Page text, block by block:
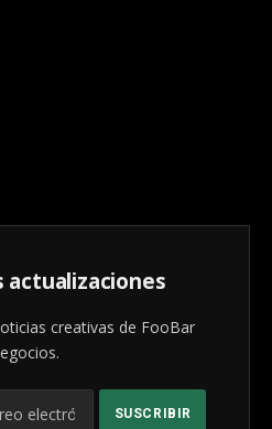
actualizaciones
creativas de FooBar